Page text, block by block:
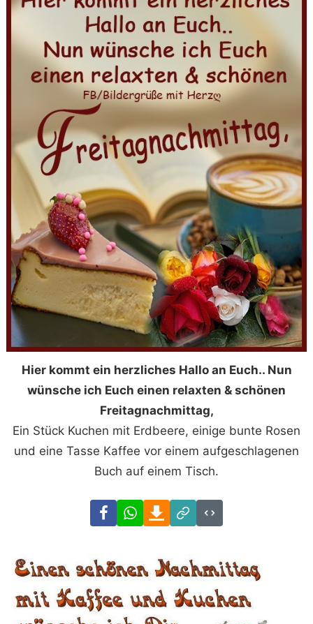
Hier kommt ein herzliches Hallo an Euch.. Nun
wünsche ich Euch einen relaxten & schönen
Freitagnachmittag,
Ein Stück Kuchen mit Erdbeere, einige bunte Rosen
und eine Tasse Kaffee vor einem aufgeschlagenen
Buch auf einem Tisch.
FacebookWhatsAppDownload
Link
Code